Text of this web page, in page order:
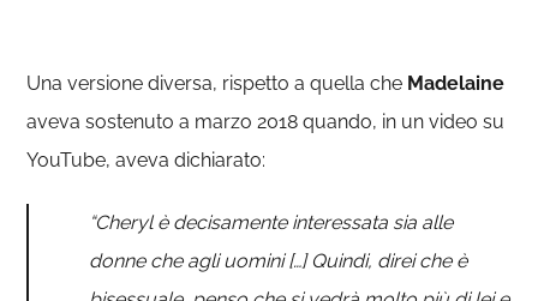
Una versione diversa, rispetto a quella che Madelaine
aveva sostenuto a marzo 2018 quando, in un video su
YouTube, aveva dichiarato:
“Cheryl è decisamente interessata sia alle
donne che agli uomini […] Quindi, direi che è